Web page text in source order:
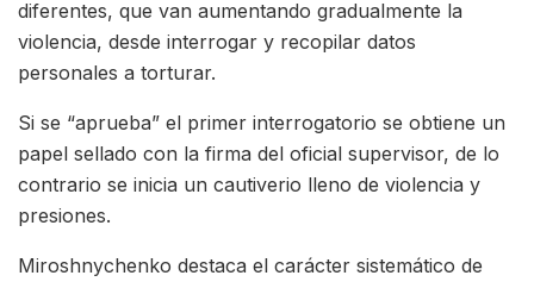
diferentes, que van aumentando gradualmente la
violencia, desde interrogar y recopilar datos
personales a torturar.
Si se “aprueba” el primer interrogatorio se obtiene un
papel sellado con la firma del oficial supervisor, de lo
contrario se inicia un cautiverio lleno de violencia y
presiones.
Miroshnychenko destaca el carácter sistemático de